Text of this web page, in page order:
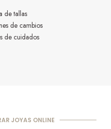
de tallas
de cambios
de cuidados
JOYAS ONLINE